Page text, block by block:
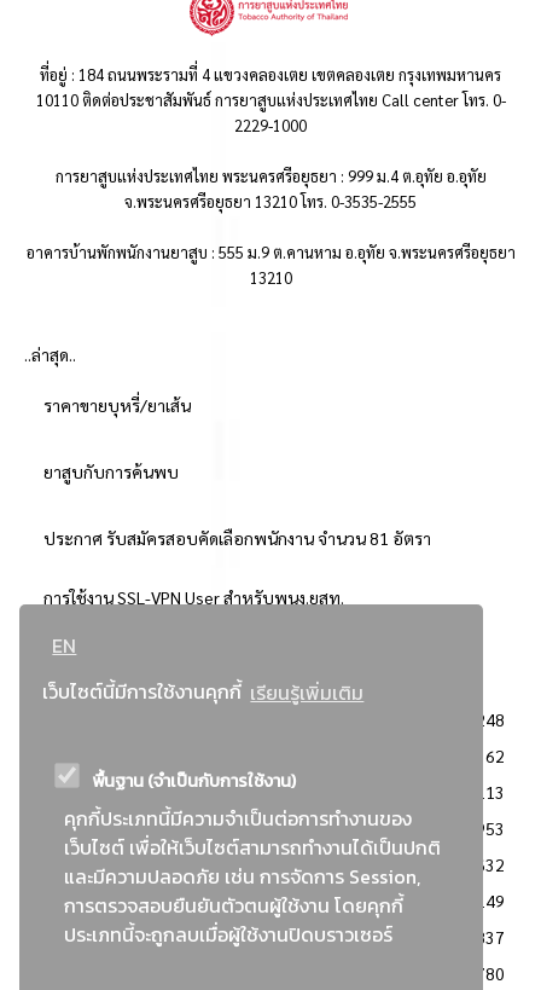
EN
เว็บไซต์นี้มีการใช้งานคุกกี้ เรียนรู้เพิ่มเติม
พื้นฐาน (จำเป็นกับการใช้งาน)
คุกกี้ประเภทนี้มีความจำเป็นต่อการทำงานของ
เว็บไซต์ เพื่อให้เว็บไซต์สามารถทำงานได้เป็นปกติ
และมีความปลอดภัย เช่น การจัดการ Session,
การตรวจสอบยืนยันตัวตนผู้ใช้งาน โดยคุกกี้
ประเภทนี้จะถูกลบเมื่อผู้ใช้งานปิดบราวเซอร์
ที่อยู่ : 184 ถนนพระรามที่ 4 แขวงคลองเตย เขตคลองเตย กรุงเทพมหานคร
10110 ติดต่อประชาสัมพันธ์ การยาสูบแห่งประเทศไทย Call center โทร. 0-
2229-1000
การยาสูบแห่งประเทศไทย พระนครศรีอยุธยา : 999 ม.4 ต.อุทัย อ.อุทัย
จ.พระนครศรีอยุธยา 13210 โทร. 0-3535-2555
อาคารบ้านพักพนักงานยาสูบ : 555 ม.9 ต.คานหาม อ.อุทัย จ.พระนครศรีอยุธยา
13210
..ล่าสุด..
ราคาขายบุหรี่/ยาเส้น
ยาสูบกับการค้นพบ
ประกาศ รับสมัครสอบคัดเลือกพนักงาน จำนวน 81 อัตรา
การใช้งาน SSL-VPN User สำหรับพนง.ยสท.
..ยอดนิยม..
3248
2362
: วิธีเฉพาะเจาะจง
2113
ข่าวสาร/ประกาศ
1953
: เอกสารส่งเสริมความโปร่งใสในการจัดซื้อจัดจ้าง
1632
ข่าวสารจัดซื้อจัดจ้าง
1149
: แผนการจัดซื้อจัดจ้าง
837
780